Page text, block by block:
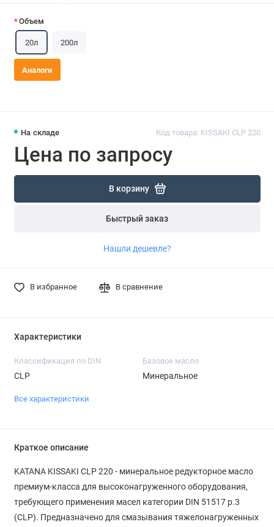
На складе Код товара: KISSAKI CLP 220
Цена по запросу
В корзину
Быстрый заказ
Нашли дешевле?
В избранное В сравнение
Объем
20л 200л
Аналоги
Характеристики
Классификация по DIN
CLP
Базовое масло
Минеральное
Все характеристики
Краткое описание
KATANA KISSAKI CLP 220 - минеральное редукторное масло
премиум-класса для высоконагруженного оборудования,
требующего применения масел категории DIN 51517 p.3
(CLP). Предназначено для смазывания тяжелонагруженных